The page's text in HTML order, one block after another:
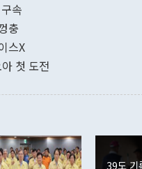
"우리의 선의대로 하
관은 업무보고 사후
이 9월 러시아 블라
며 "정부 차원에서 (
은 "그것은 외교부
기록했지만 지식재
로 전환됐다. 본원소
는 배당수입이 늘어
였던 올해 3월(369
인의 해외투자가 80
각각 증가했다. 증권
속
충
스X
첫 도전
39도 기